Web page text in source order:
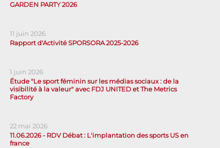
GARDEN PARTY 2026
11 juin 2026
Rapport d'Activité SPORSORA 2025-2026
1 juin 2026
Étude "Le sport féminin sur les médias sociaux : de la
visibilité à la valeur" avec FDJ UNITED et The Metrics
Factory
22 mai 2026
11.06.2026 - RDV Débat : L'implantation des sports US en
france